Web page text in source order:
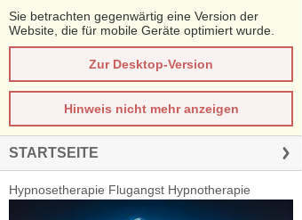
Sie betrachten gegenwärtig eine Version der
Website, die für mobile Geräte optimiert wurde.
Zur Desktop-Version
Hinweis nicht mehr anzeigen
STARTSEITE
Hypnosetherapie Flugangst Hypnotherapie